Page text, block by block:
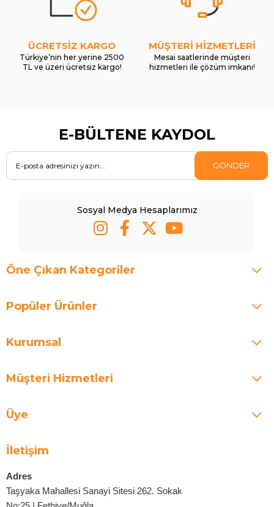
ÜCRETSİZ KARGO
Türkiye’nin her yerine 2500
TL ve üzeri ücretsiz kargo!
MÜŞTERİ HİZMETLERİ
Mesai saatlerinde müşteri
hizmetleri ile çözüm imkanı!
E-BÜLTENE KAYDOL
GÖNDER
Sosyal Medya Hesaplarımız
Öne Çıkan Kategoriler
Popüler Ürünler
Kurumsal
Müşteri Hizmetleri
Üye
İletişim
Adres
Taşyaka Mahallesi Sanayi Sitesi 262. Sokak